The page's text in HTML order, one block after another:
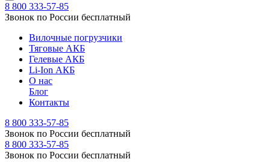
8 800 333-57-85
Звонок по России бесплатный
Вилочные погрузчики
Тяговые АКБ
Гелевые АКБ
Li-Ion АКБ
О нас
Блог
Контакты
8 800 333-57-85
Звонок по России бесплатный
8 800 333-57-85
Звонок по России бесплатный